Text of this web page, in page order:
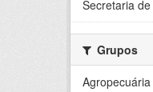
Secretaria
Grupos
Agropecuária